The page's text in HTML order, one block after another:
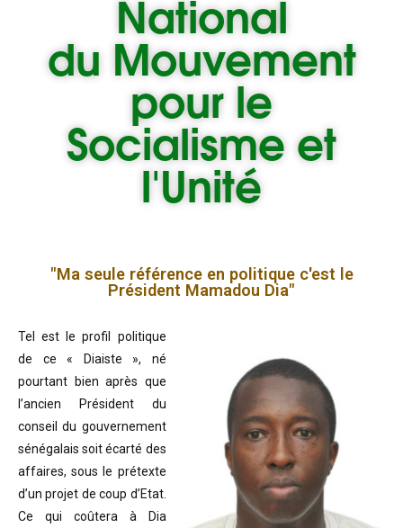
National
du Mouvement
pour le
Socialisme et
l'Unité
"Ma seule référence en politique c'est le
Président Mamadou Dia"
Tel est le profil politique
de ce « Diaiste », né
pourtant bien après que
l’ancien Président du
conseil du gouvernement
sénégalais soit écarté des
affaires, sous le prétexte
d’un projet de coup d’Etat.
Ce qui coûtera à Dia